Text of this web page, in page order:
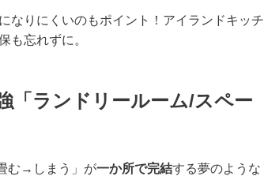
なりにくいのもポイント！アイランドキッチ
も忘れずに。
「ランドリールーム/スペー
む→しまう」が一か所で完結する夢のような